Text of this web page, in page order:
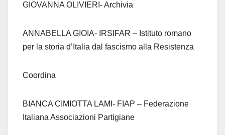
GIOVANNA OLIVIERI- Archivia
ANNABELLA GIOIA- IRSIFAR – Istituto romano
per la storia d’Italia dal fascismo alla Resistenza
Coordina
BIANCA CIMIOTTA LAMI- FIAP – Federazione
Italiana Associazioni Partigiane